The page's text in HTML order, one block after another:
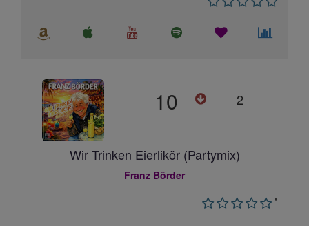
10 2
Wir Trinken Eierlikör (Partymix)
Franz Börder
*